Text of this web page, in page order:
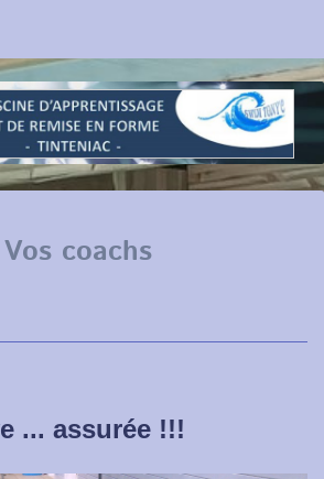
Vos coachs
... assurée !!!